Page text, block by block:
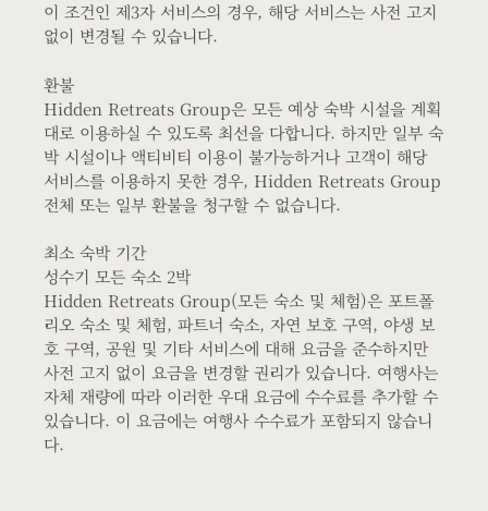
이 조건인 제3자 서비스의 경우, 해당 서비스는 사전 고지
없이 변경될 수 있습니다.
환불
Hidden Retreats Group은 모든 예상 숙박 시설을 계획
대로 이용하실 수 있도록 최선을 다합니다. 하지만 일부 숙
박 시설이나 액티비티 이용이 불가능하거나 고객이 해당
서비스를 이용하지 못한 경우, Hidden Retreats Group
전체 또는 일부 환불을 청구할 수 없습니다.
최소 숙박 기간
성수기 모든 숙소 2박
Hidden Retreats Group(모든 숙소 및 체험)은 포트폴
리오 숙소 및 체험, 파트너 숙소, 자연 보호 구역, 야생 보
호 구역, 공원 및 기타 서비스에 대해 요금을 준수하지만
사전 고지 없이 요금을 변경할 권리가 있습니다. 여행사는
자체 재량에 따라 이러한 우대 요금에 수수료를 추가할 수
있습니다. 이 요금에는 여행사 수수료가 포함되지 않습니
다.